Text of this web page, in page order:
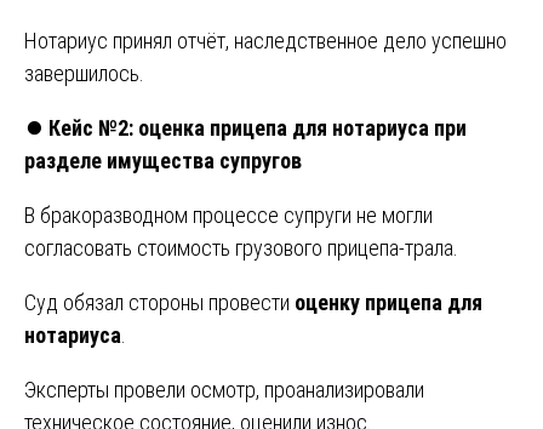
Нотариус принял отчёт, наследственное дело успешно
завершилось.
⏺️ Кейс №2: оценка прицепа для нотариуса при
разделе имущества супругов
В бракоразводном процессе супруги не могли
согласовать стоимость грузового прицепа-трала.
Суд обязал стороны провести оценку прицепа для
нотариуса
Эксперты провели осмотр, проанализировали
техническое состояние, оценили износ.